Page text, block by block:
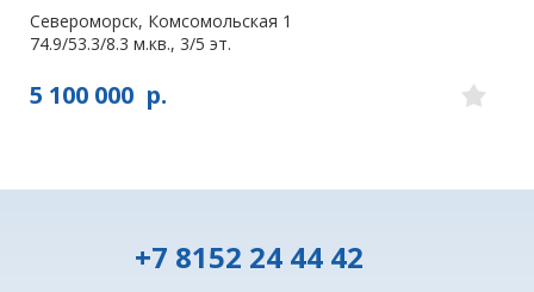
Североморск, Комсомольская 1
74.9/53.3/8.3 м.кв., 3/5 эт.
5 100 000 р.
+7 8152 24 44 42